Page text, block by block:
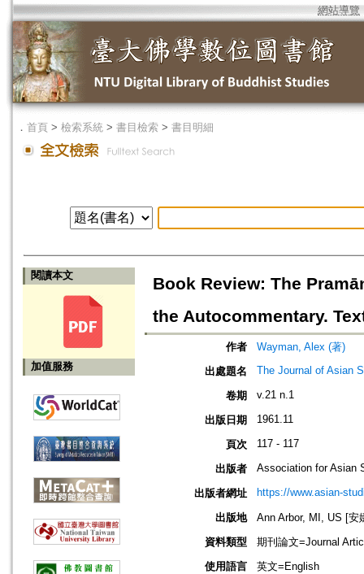
網站導覽
． 首頁 > 檢索系統 > 書目檢索 > 書目明細
閱讀本文
加值服務
Book Review: The
the Autocommentary.
作者
Wayman, Alex (著)
出處題名
The Journal of Asian
卷期 v.21 n.1
出版日期 1961.11
頁次 117 - 117
出版者 Association for Asian
出版者網址 https://www.asian-
出版地
Ann Arbor, MI, US [安
資料類型
期刊論文=Journal
使用語言
英文=English